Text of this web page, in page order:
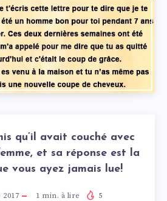
qu’il avait couché avec
et sa réponse est la
vous ayez jamais lue!
1 min. à lire 5